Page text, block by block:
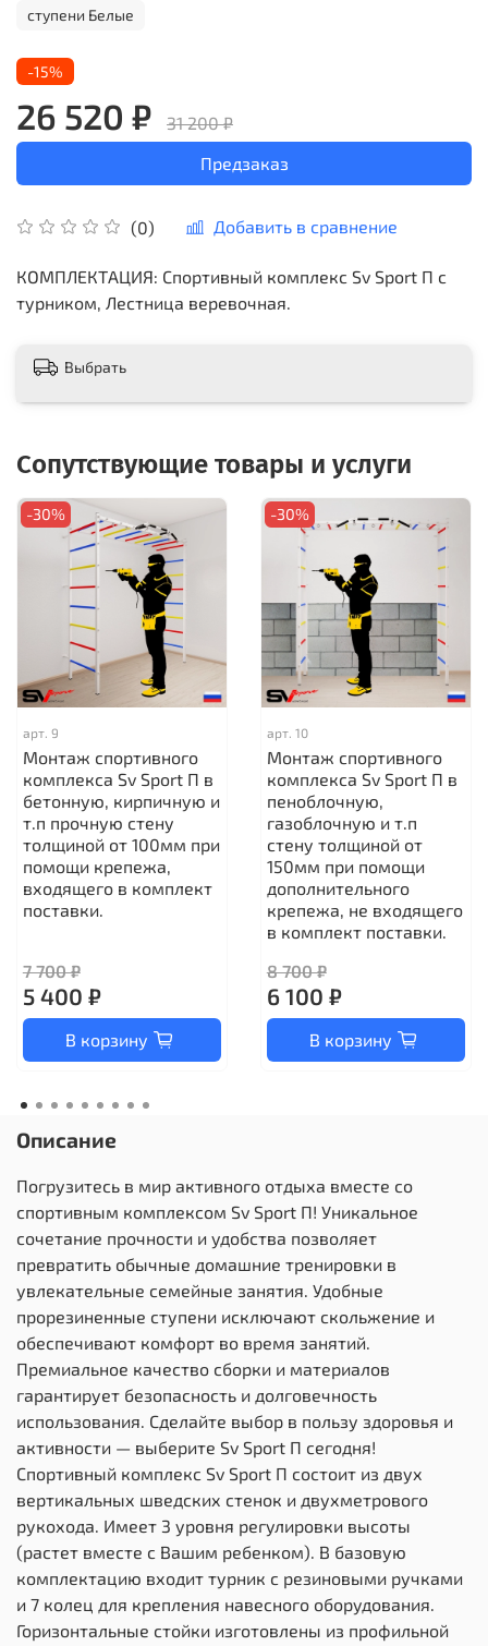
(0) Добавить в сравнение
ступени Белые
-15%
26 520 ₽
31 200 ₽
Предзаказ
КОМПЛЕКТАЦИЯ: Спортивный комплекс Sv Sport П с
турником, Лестница веревочная.
Выбрать
Сопутствующие товары и услуги
-30%
арт. 9
Монтаж спортивного
комплекса Sv Sport П в
бетонную, кирпичную и
т.п прочную стену
толщиной от 100мм при
помощи крепежа,
входящего в комплект
поставки.
7 700 ₽
5 400 ₽
В корзину
-30%
арт. 10
Монтаж спортивного
комплекса Sv Sport П в
пеноблочную,
газоблочную и т.п
стену толщиной от
150мм при помощи
дополнительного
крепежа, не входящего
в комплект поставки.
8 700 ₽
6 100 ₽
В корзину
Описание
Погрузитесь в мир активного отдыха вместе со
спортивным комплексом Sv Sport П! Уникальное
сочетание прочности и удобства позволяет
превратить обычные домашние тренировки в
увлекательные семейные занятия. Удобные
прорезиненные ступени исключают скольжение и
обеспечивают комфорт во время занятий.
Премиальное качество сборки и материалов
гарантирует безопасность и долговечность
использования. Сделайте выбор в пользу здоровья и
активности — выберите Sv Sport П сегодня!
Спортивный комплекс Sv Sport П состоит из двух
вертикальных шведских стенок и двухметрового
рукохода. Имеет 3 уровня регулировки высоты
(растет вместе с Вашим ребенком). В базовую
комплектацию входит турник с резиновыми ручками
и 7 колец для крепления навесного оборудования.
Горизонтальные стойки изготовлены из профильной